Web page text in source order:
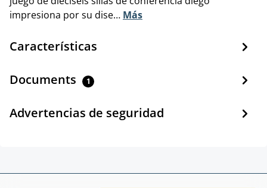
impresiona por su dise… Más
Características
Documents 1
Advertencias de seguridad